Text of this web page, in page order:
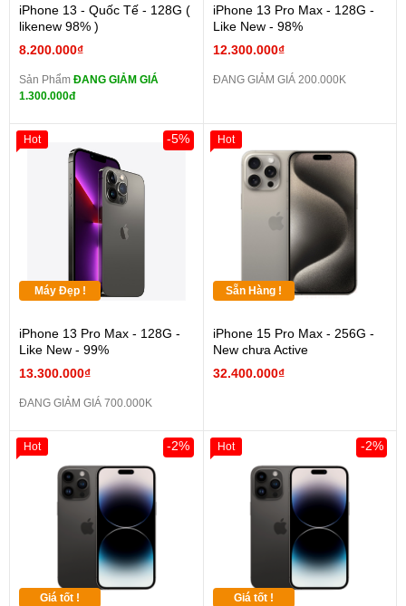
iPhone 13 - Quốc Tế - 128G (
likenew 98% )
8.200.000₫
Sản Phẩm ĐANG GIẢM GIÁ
1.300.000đ
iPhone 13 Pro Max - 128G -
Like New - 98%
12.300.000₫
ĐANG GIẢM GIÁ 200.000K
Máy Đẹp !
iPhone 13 Pro Max - 128G -
Like New - 99%
13.300.000₫
-5%
ĐANG GIẢM GIÁ 700.000K
Hot
Sẵn Hàng !
iPhone 15 Pro Max - 256G -
New chưa Active
32.400.000₫
Hot
Giá tốt !
-2%
Hot
Giá tốt !
-2%
Hot